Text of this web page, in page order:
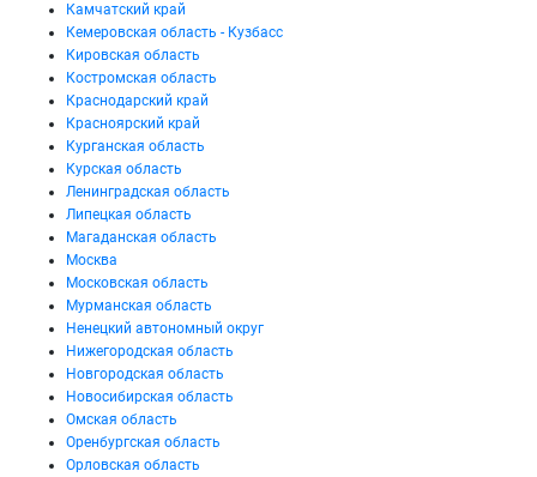
Камчатский край
Кемеровская область - Кузбасс
Кировская область
Костромская область
Краснодарский край
Красноярский край
Курганская область
Курская область
Ленинградская область
Липецкая область
Магаданская область
Москва
Московская область
Мурманская область
Ненецкий автономный округ
Нижегородская область
Новгородская область
Новосибирская область
Омская область
Оренбургская область
Орловская область